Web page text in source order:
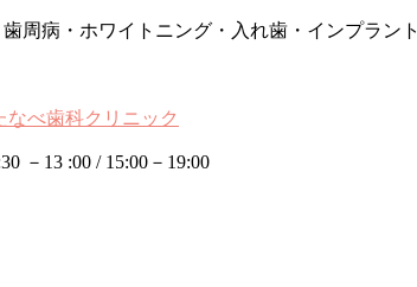
周病・ホワイトニング・入れ歯・インプラント
－13 :00 / 15:00－19:00